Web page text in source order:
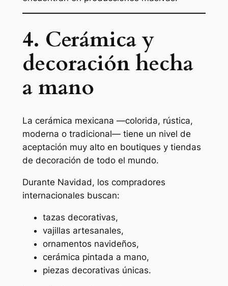
4. Cerámica y
decoración hecha
a mano
La cerámica mexicana —colorida, rústica,
moderna o tradicional— tiene un nivel de
aceptación muy alto en boutiques y tiendas
de decoración de todo el mundo.
Durante Navidad, los compradores
internacionales buscan:
tazas decorativas,
vajillas artesanales,
ornamentos navideños,
cerámica pintada a mano,
piezas decorativas únicas.